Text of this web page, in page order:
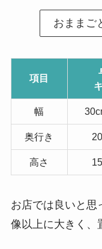
おままご
項目
幅
奥行き
高さ
お店では良いと思
像以上に大きく、